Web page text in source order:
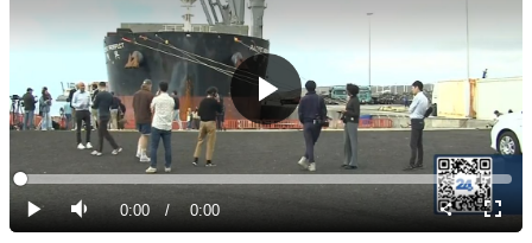
Predvajaj
Predvajaj
Tiho Current
0:00 / Duration
0:00
Loaded:
0%
način